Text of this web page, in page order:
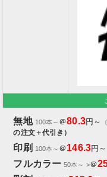
無地 100本～ ＠80.3円～
の注文＋代引き）
印刷 100本～ ＠146.3円～
フルカラー 50本～ >＠